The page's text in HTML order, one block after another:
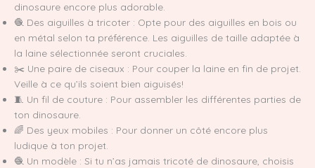
dinosaure encore plus adorable.
🧶 Des aiguilles à tricoter : Opte pour des aiguilles en bois ou
en métal selon ta préférence. Les aiguilles de taille adaptée à
la laine sélectionnée seront cruciales.
✂️ Une paire de ciseaux : Pour couper la laine en fin de projet.
Veille à ce qu’ils soient bien aiguisés!
🧵 Un fil de couture : Pour assembler les différentes parties de
ton dinosaure.
🌈 Des yeux mobiles : Pour donner un côté encore plus
ludique à ton projet.
🧶 Un modèle : Si tu n’as jamais tricoté de dinosaure, choisis